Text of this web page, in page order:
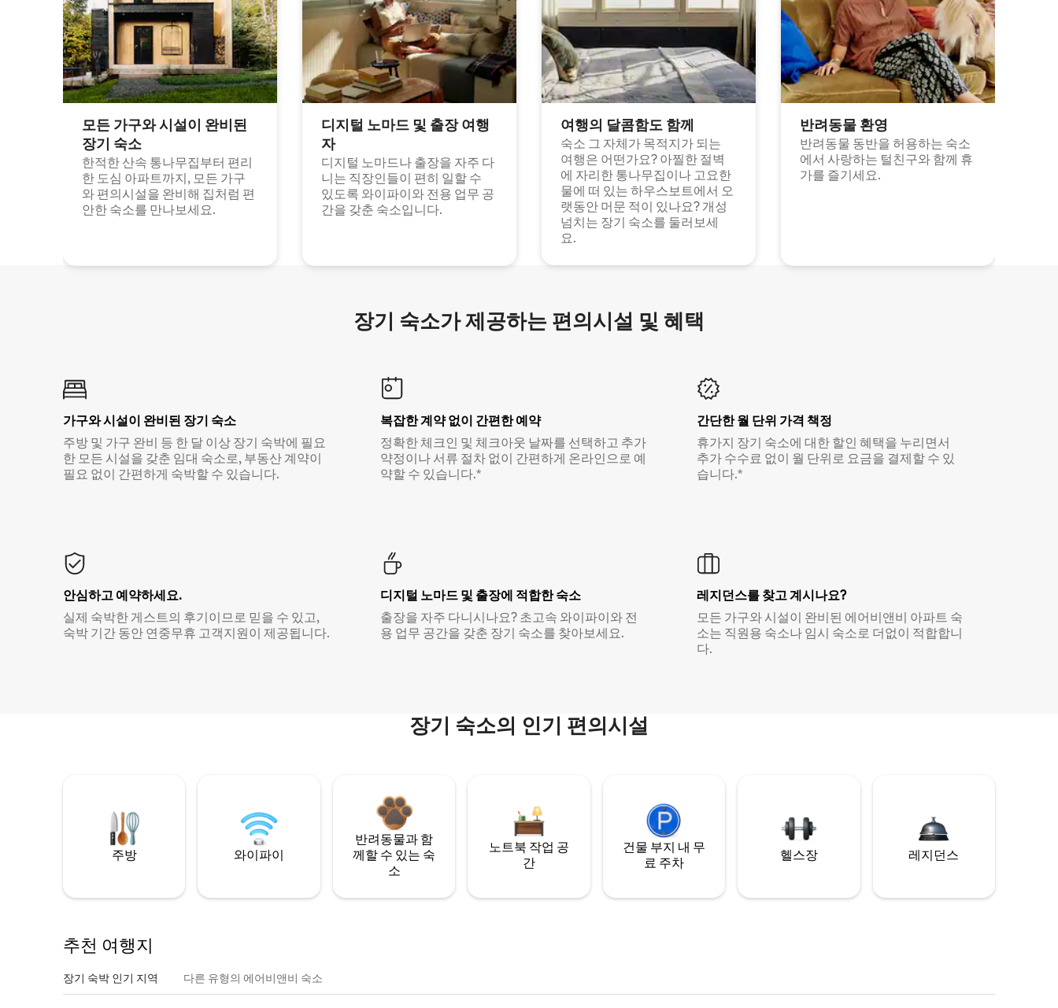
모든 가구와 시설이 완비된
장기 숙소
한적한 산속 통나무집부터 편리
한 도심 아파트까지, 모든 가구
와 편의시설을 완비해 집처럼 편
안한 숙소를 만나보세요.
디지털 노마드 및 출장 여행
자
디지털 노마드나 출장을 자주 다
니는 직장인들이 편히 일할 수
있도록 와이파이와 전용 업무 공
간을 갖춘 숙소입니다.
여행의 달콤함도 함께
숙소 그 자체가 목적지가 되는
여행은 어떤가요? 아찔한 절벽
에 자리한 통나무집이나 고요한
물에 떠 있는 하우스보트에서 오
랫동안 머문 적이 있나요? 개성
넘치는 장기 숙소를 둘러보세
요.
반려동물 환영
반려동물 동반을 허용하는 숙소
에서 사랑하는 털친구와 함께 휴
가를 즐기세요.
장기 숙소가 제공하는 편의시설 및 혜택
가구와 시설이 완비된 장기 숙소
주방 및 가구 완비 등 한 달 이상 장기 숙박에 필요
한 모든 시설을 갖춘 임대 숙소로, 부동산 계약이
필요 없이 간편하게 숙박할 수 있습니다.
복잡한 계약 없이 간편한 예약
정확한 체크인 및 체크아웃 날짜를 선택하고 추가
약정이나 서류 절차 없이 간편하게 온라인으로 예
약할 수 있습니다.*
간단한 월 단위 가격 책정
휴가지 장기 숙소에 대한 할인 혜택을 누리면서
추가 수수료 없이 월 단위로 요금을 결제할 수 있
습니다.*
안심하고 예약하세요.
실제 숙박한 게스트의 후기이므로 믿을 수 있고,
숙박 기간 동안 연중무휴 고객지원이 제공됩니다.
디지털 노마드 및 출장에 적합한 숙소
출장을 자주 다니시나요? 초고속 와이파이와 전
용 업무 공간을 갖춘 장기 숙소를 찾아보세요.
레지던스를 찾고 계시나요?
모든 가구와 시설이 완비된 에어비앤비 아파트 숙
소는 직원용 숙소나 임시 숙소로 더없이 적합합니
다.
장기 숙소의 인기 편의시설
주방 와이파이
반려동물과 함
께할 수 있는 숙
소
노트북 작업 공
간
건물 부지 내 무
료 주차
헬스장 레지던스
추천 여행지
장기 숙박 인기 지역 다른 유형의 에어비앤비 숙소